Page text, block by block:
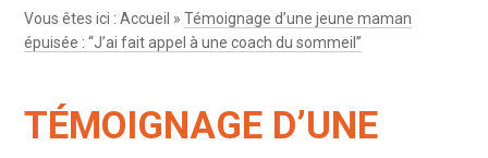
Vous êtes ici :Accueil »Témoignage d’une jeune maman
épuisée : “J’ai fait appel à une coach du sommeil”
TÉMOIGNAGE D’UNE